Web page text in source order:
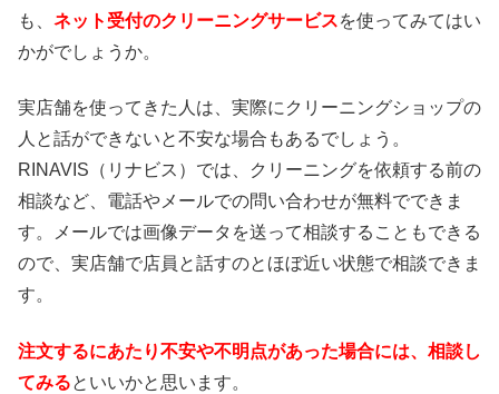
も、 ネット受付のクリーニングサービスを使ってみてはい
かがでしょうか。
実店舗を使ってきた人は、実際にクリーニングショップの
人と話ができないと不安な場合もあるでしょう。
RINAVIS（リナビス）では、クリーニングを依頼する前の
相談など、電話やメールでの問い合わせが無料でできま
す。メールでは画像データを送って相談することもできる
ので、実店舗で店員と話すのとほぼ近い状態で相談できま
す。
注文するにあたり不安や不明点があった場合には、相談し
てみるといいかと思います。